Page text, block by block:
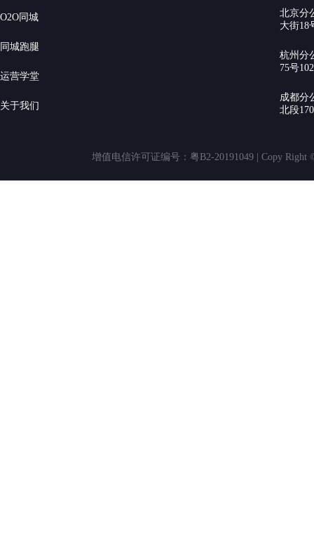
O2O同城
同城跑腿
运营学堂
关于我们
北京分
大街18
杭州分
75号
成都分
北段
增值电信许可证编号：粤B2-20191049 | Copy